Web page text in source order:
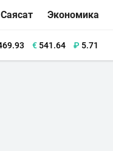
Саясат Экономика
€541.64 ₽ 5.71